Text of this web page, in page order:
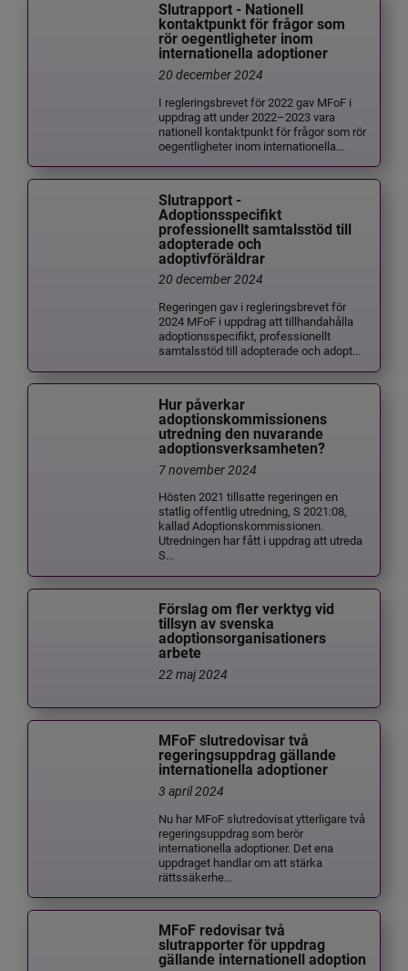
Slutrapport - Nationell
kontaktpunkt för frågor som
rör oegentligheter inom
internationella adoptioner
20 december 2024
I regleringsbrevet för 2022 gav MFoF i
uppdrag att under 2022–2023 vara
nationell kontaktpunkt för frågor som rör
oegentligheter inom internationella...
Slutrapport -
Adoptionsspecifikt
professionellt samtalsstöd till
adopterade och
adoptivföräldrar
20 december 2024
Regeringen gav i regleringsbrevet för
2024 MFoF i uppdrag att tillhandahålla
adoptionsspecifikt, professionellt
samtalsstöd till adopterade och adopt...
Hur påverkar
adoptionskommissionens
utredning den nuvarande
adoptionsverksamheten?
7 november 2024
Hösten 2021 tillsatte regeringen en
statlig offentlig utredning, S 2021:08,
kallad Adoptionskommissionen.
Utredningen har fått i uppdrag att utreda
S...
Förslag om fler verktyg vid
tillsyn av svenska
adoptionsorganisationers
arbete
22 maj 2024
MFoF slutredovisar två
regeringsuppdrag gällande
internationella adoptioner
3 april 2024
Nu har MFoF slutredovisat ytterligare två
regeringsuppdrag som berör
internationella adoptioner. Det ena
uppdraget handlar om att stärka
rättssäkerhe...
MFoF redovisar två
slutrapporter för uppdrag
gällande internationell adoption